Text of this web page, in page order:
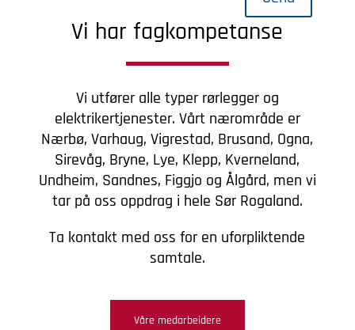
Vi har fagkompetanse
Vi utfører alle typer rørlegger og
elektrikertjenester. Vårt nærområde er
Nærbø, Varhaug, Vigrestad, Brusand, Ogna,
Sirevåg, Bryne, Lye, Klepp, Kverneland,
Undheim, Sandnes, Figgjo og Ålgård, men vi
tar på oss oppdrag i hele Sør Rogaland.
Ta kontakt med oss for en uforpliktende
samtale.
Våre medarbeidere